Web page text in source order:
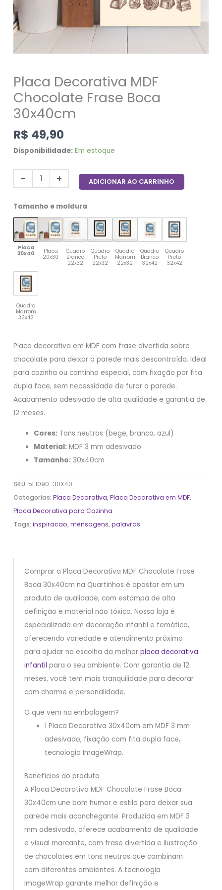
Placa Decorativa MDF
Chocolate Frase Boca
30x40cm
R$ 49,90
Disponibilidade: Em estoque
- + ADICIONAR AO CARRINHO
Tamanho e moldura
Placa
30x40
Placa
20x30
Quadro
Branco
22x32
Quadro
Preto
22x32
Quadro
Marrom
22x32
Quadro
Branco
32x42
Quadro
Preto
32x42
Quadro
Marrom
32x42
Placa decorativa em MDF com frase divertida sobre
chocolate para deixar a parede mais descontraída. Ideal
para cozinha ou cantinho especial, com fixação por fita
dupla face, sem necessidade de furar a parede.
Acabamento adesivado de alta qualidade e garantia de
12 meses.
Cores: Tons neutros (bege, branco, azul)
Material: MDF 3 mm adesivado
Tamanho: 30x40cm
SKU: 5F1090-30X40
Categorias:Placa Decorativa,Placa Decorativa em MDF,
Placa Decorativa para Cozinha
Tags:inspiracao,mensagens,palavras
Comprar a Placa Decorativa MDF Chocolate Frase
Boca 30x40cm na Quartinhos é apostar em um
produto de qualidade, com estampa de alta
definição e material não tóxico. Nossa loja é
especializada em decoração infantil e temática,
oferecendo variedade e atendimento próximo
para ajudar na escolha da melhor placa decorativa
infantil para o seu ambiente. Com garantia de 12
meses, você tem mais tranquilidade para decorar
com charme e personalidade.
O que vem na embalagem?
1 Placa Decorativa 30x40cm em MDF 3 mm
adesivado, fixação com fita dupla face,
tecnologia ImageWrap.
Benefícios do produto
A Placa Decorativa MDF Chocolate Frase Boca
30x40cm une bom humor e estilo para deixar sua
parede mais aconchegante. Produzida em MDF 3
mm adesivado, oferece acabamento de qualidade
e visual marcante, com frase divertida e ilustração
de chocolates em tons neutros que combinam
com diferentes ambientes. A tecnologia
ImageWrap garante melhor definição e